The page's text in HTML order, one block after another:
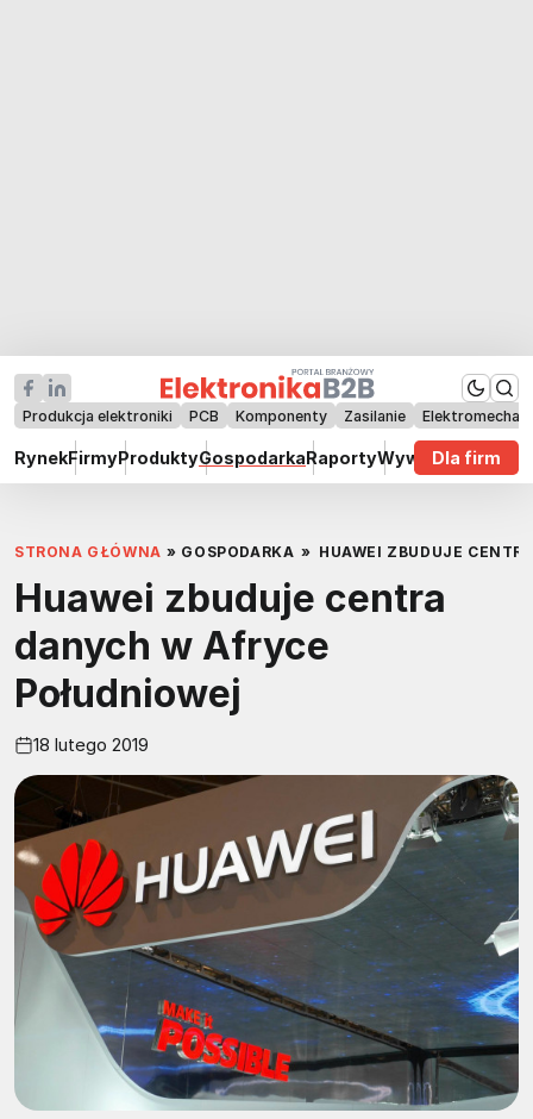
Produkcja elektroniki PCB Komponenty Zasilanie
RynekFirmyProduktyGospodarkaRaportyWywiadyDla firm
STRONA GŁÓWNA » GOSPODARKA » HUAWEI ZBUDUJE
Huawei zbuduje centra
danych w Afryce
Południowej
18 lutego 2019